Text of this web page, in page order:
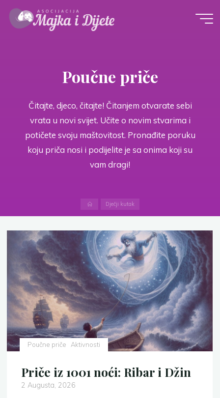
content
Poučne priče
Dječji kutak
Čitajte, djeco, čitajte! Čitanjem otvarate sebi
vrata u novi svijet. Učite o novim stvarima i
potičete svoju maštovitost. Pronađite poruku
koju priča nosi i podijelite je sa onima koji su
vam dragi!
Poučne priče Aktivnosti
Priče iz 1001 noći: Ribar i Džin
2 Augusta, 2026